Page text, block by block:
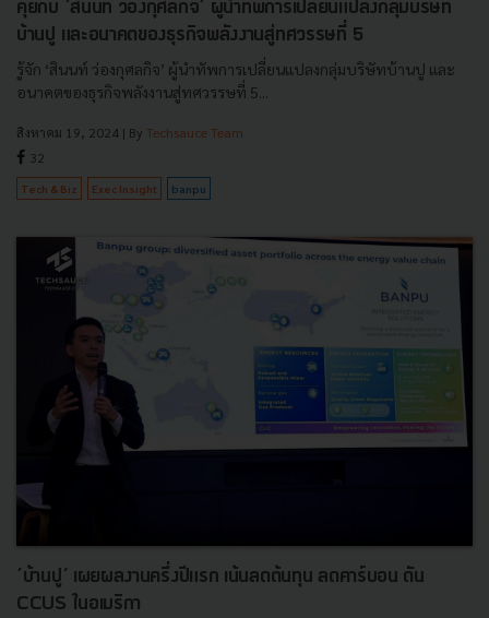
คุยกับ ‘สินนท์ ว่องกุศลกิจ’ ผู้นำทัพการเปลี่ยนแปลงกลุ่มบริษัท
บ้านปู และอนาคตของธุรกิจพลังงานสู่ทศวรรษที่ 5
รู้จัก ‘สินนท์ ว่องกุศลกิจ’ ผู้นำทัพการเปลี่ยนแปลงกลุ่มบริษัทบ้านปู และ
อนาคตของธุรกิจพลังงานสู่ทศวรรษที่ 5...
สิงหาคม 19, 2024 | By Techsauce Team
32
Tech & Biz Exec Insight banpu
’บ้านปู‘ เผยผลงานครึ่งปีแรก เน้นลดต้นทุน ลดคาร์บอน ดัน
CCUS ในอเมริกา